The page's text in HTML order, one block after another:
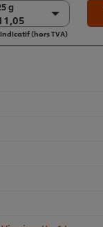
g
g
625 g
indicatif (hors TVA)